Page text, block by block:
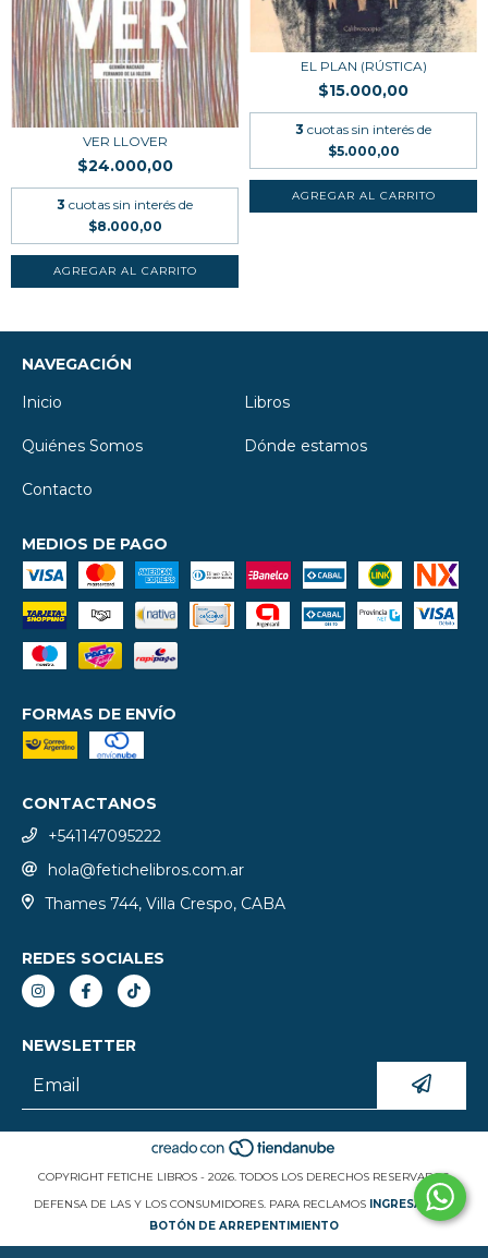
VER LLOVER
$24.000,00
3 cuotas sin interés de
$8.000,00
EL PLAN (RÚSTICA)
$15.000,00
3 cuotas sin interés de
$5.000,00
NAVEGACIÓN
Inicio
Libros
Quiénes Somos Dónde estamos
Contacto
MEDIOS DE PAGO
FORMAS DE ENVÍO
CONTACTANOS
+541147095222
hola@fetichelibros.com.ar
Thames 744, Villa Crespo, CABA
REDES SOCIALES
NEWSLETTER
COPYRIGHT FETICHE LIBROS - 2026. TODOS LOS DERECHOS RESERVADOS.
DEFENSA DE LAS Y LOS CONSUMIDORES. PARA RECLAMOS INGRESÁ ACÁ.
BOTÓN DE ARREPENTIMIENTO